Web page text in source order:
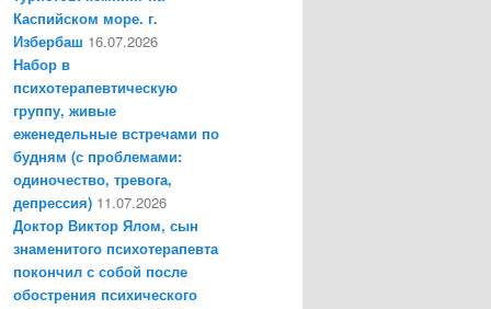
Каспийском море. г.
Избербаш 16.07.2026
Набор в
психотерапевтическую
группу, живые
еженедельные встречами по
будням (с проблемами:
одиночество, тревога,
депрессия) 11.07.2026
Доктор Виктор Ялом, сын
знаменитого психотерапевта
покончил с собой после
обострения психического